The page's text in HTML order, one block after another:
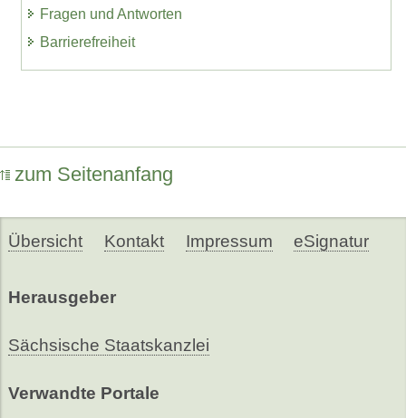
Fragen und Antworten
Barrierefreiheit
zum Seitenanfang
Übersicht Kontakt Impressum eSignatur
Herausgeber
Sächsische Staatskanzlei
Verwandte Portale